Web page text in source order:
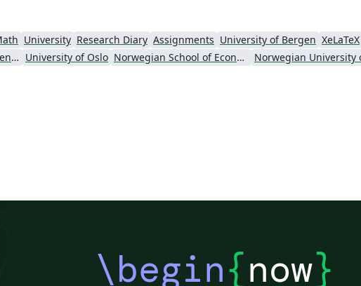
University Research Diary Assignments University of Bergen XeLaTeX
Senter for klinisk dokumentasjon og evaluering (SKDE) University of Oslo Norwegian School of Economics
\begin{now}